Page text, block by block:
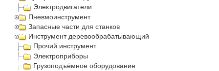
Электродвигатели
Пневмоинструмент
Запасные части для станков
Инструмент деревообрабатывающий
Прочий инструмент
Электроприборы
Грузоподъёмное оборудование